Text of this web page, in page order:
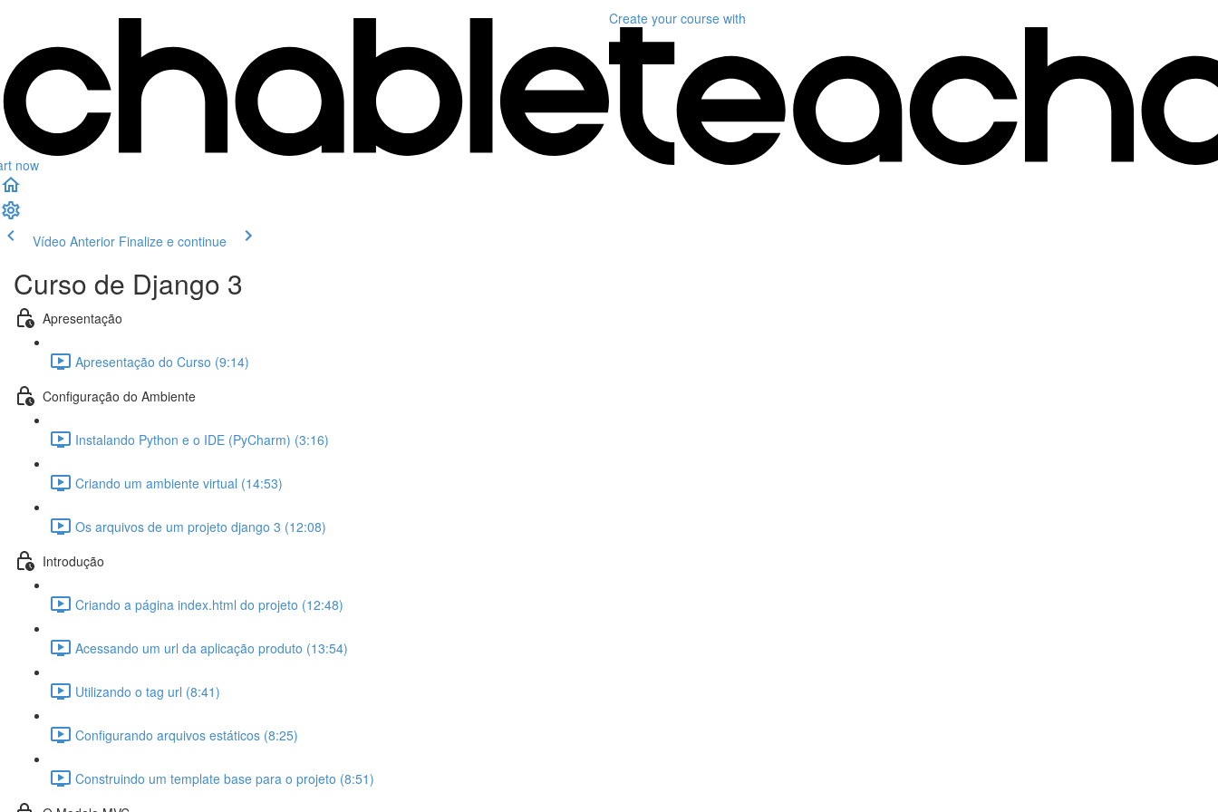
now
Create your course with
Vídeo Anterior Finalize e continue
Curso de Django 3
Apresentação
Apresentação do Curso (9:14)
Configuração do Ambiente
Instalando Python e o IDE (PyCharm) (3:16)
Criando um ambiente virtual (14:53)
Os arquivos de um projeto django 3 (12:08)
Introdução
Criando a página index.html do projeto (12:48)
Acessando um url da aplicação produto (13:54)
Utilizando o tag url (8:41)
Configurando arquivos estáticos (8:25)
Construindo um template base para o projeto (8:51)